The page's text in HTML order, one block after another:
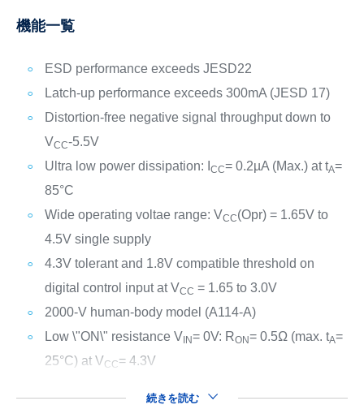
機能一覧
ESD performance exceeds JESD22
Latch-up performance exceeds 300mA (JESD 17)
Distortion-free negative signal throughput down to
VCC-5.5V
Ultra low power dissipation:
CC= 0.2µA (Max.) at tA=
85°C
Wide operating voltae range: VCC(Opr) = 1.65V to
4.5V single supply
4.3V tolerant and 1.8V compatible threshold on
digital control input at VCC = 1.65 to 3.0V
2000-V human-body model (A114-A)
Low \"ON\" resistance V IN= 0V: RON= 0.5Ω (max. tA=
25°C) at VCC= 4.3V
続きを読む